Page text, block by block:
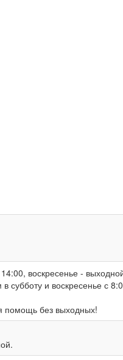
воскресенье -
субботу и воскресенье с
помощь без выходных!